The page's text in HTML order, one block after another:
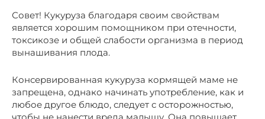
Совет! Кукуруза благодаря своим свойствам
является хорошим помощником при отечности,
токсикозе и общей слабости организма в период
вынашивания плода.
Консервированная кукуруза кормящей маме не
запрещена, однако начинать употребление, как и
любое другое блюдо, следует с осторожностью,